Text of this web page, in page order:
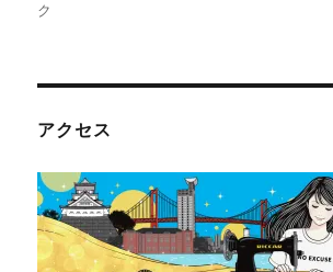
ク
アクセス